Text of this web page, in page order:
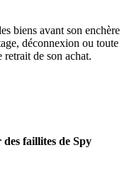
biens avant son enchère
déconnexion ou toute
de son achat.
faillites de Spy